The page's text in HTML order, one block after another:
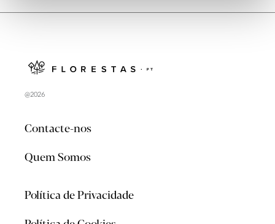
@2026
Contacte-nos
Quem Somos
Política de Privacidade